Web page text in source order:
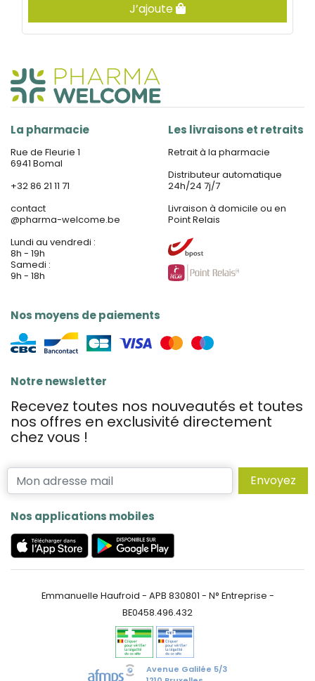
J’ajoute
La pharmacie
Rue de Fleurie 1
6941 Bomal
+32 86 21 11 71
contact
@pharma-welcome.be
Lundi au vendredi :
8h - 19h
Samedi :
9h - 18h
Nos moyens de paiements
Les livraisons et retraits
Retrait à la pharmacie
Distributeur automatique
24h/24 7j/7
Livraison à domicile ou en
Point Relais
Notre newsletter
Recevez toutes nos nouveautés et toutes
nos offres en exclusivité directement
chez vous !
Envoyez
Nos applications mobiles
Emmanuelle Haufroid - APB 830801 - N° Entreprise -
BE0458.496.432
Avenue Galilée 5/3